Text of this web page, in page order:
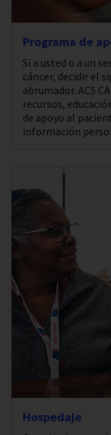
Programa de
Si a usted o a un
cáncer, decidir el
abrumador. ACS
recursos,
de apoyo al
información
Hospedaje